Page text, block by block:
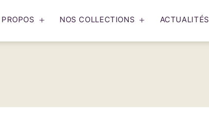
le
NOS COLLECTIONS
le
ACTUALITÉS